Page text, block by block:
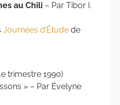
au Chili – Par Tibor I.
Journées d’Étude de
trimestre 1990)
» – Par Évelyne